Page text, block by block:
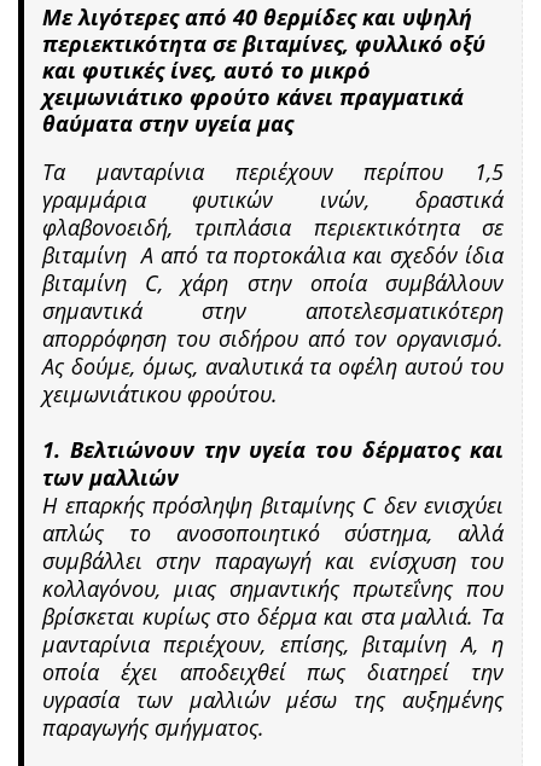
Με λιγότερες από 40 θερμίδες και υψηλή
περιεκτικότητα σε βιταμίνες, φυλλικό οξύ
και φυτικές ίνες, αυτό το μικρό
χειμωνιάτικο φρούτο κάνει πραγματικά
θαύματα στην υγεία μας
Τα μανταρίνια περιέχουν περίπου 1,5
γραμμάρια φυτικών ινών, δραστικά
φλαβονοειδή, τριπλάσια περιεκτικότητα σε
βιταμίνη Α από τα πορτοκάλια και σχεδόν ίδια
βιταμίνη C, χάρη στην οποία συμβάλλουν
σημαντικά στην αποτελεσματικότερη
απορρόφηση του σιδήρου από τον οργανισμό.
Ας δούμε, όμως, αναλυτικά τα οφέλη αυτού του
χειμωνιάτικου φρούτου.
1. Βελτιώνουν την υγεία του δέρματος και
των μαλλιών
Η επαρκής πρόσληψη βιταμίνης C δεν ενισχύει
απλώς το ανοσοποιητικό σύστημα, αλλά
συμβάλλει στην παραγωγή και ενίσχυση του
κολλαγόνου, μιας σημαντικής πρωτεΐνης που
βρίσκεται κυρίως στο δέρμα και στα μαλλιά. Τα
μανταρίνια περιέχουν, επίσης, βιταμίνη Α, η
οποία έχει αποδειχθεί πως διατηρεί την
υγρασία των μαλλιών μέσω της αυξημένης
παραγωγής σμήγματος.